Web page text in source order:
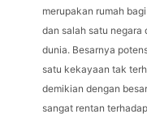
merupakan rumah
dan salah satu negara
dunia. Besarnya
satu kekayaan tak
demikian dengan
sangat rentan